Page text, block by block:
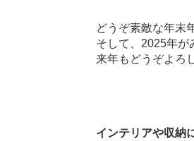
どうぞ素敵な年末
そして、2025年が
来年もどうぞよろ
インテリアや収納